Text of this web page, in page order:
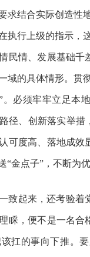
求结合实际创造性
执行上级的指示，
民情、发展基础
域的具体情形。贯
。必须牢牢立足本
径、创新落实举措
可度高、落地成
金点子”，不断为
致起来，还考验
睬，便不是一名
扛的事向下推。